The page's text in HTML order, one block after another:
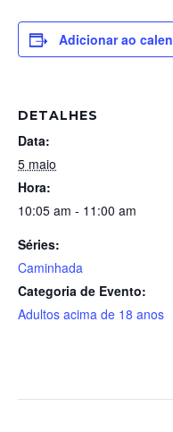
Adicionar ao
DETALHES
Data:
5 maio
Hora:
10:05 am - 11:00 am
Séries:
Caminhada
Categoria de Evento:
Adultos acima de 18 anos